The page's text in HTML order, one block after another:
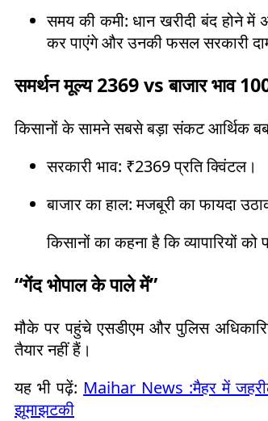
समय की कमी: धान खरीदी बंद होने में
कर पाएंगे और उनकी फसल सरकारी दाम
समर्थन मूल्य 2369 vs बाजार भाव
किसानों के सामने सबसे बड़ा संकट आर्थिक
सरकारी भाव: ₹2369 प्रति क्विंटल।
बाजार का हाल: मजबूरी का फायदा
किसानों का कहना है कि
“गेंद भोपाल के पाले में”
मौके पर पहुंचे एसडीएम और पुलिस
तैयार नहीं हैं।
यह भी पढ़ें: Maihar News :मैहर में
झूमाझटकी